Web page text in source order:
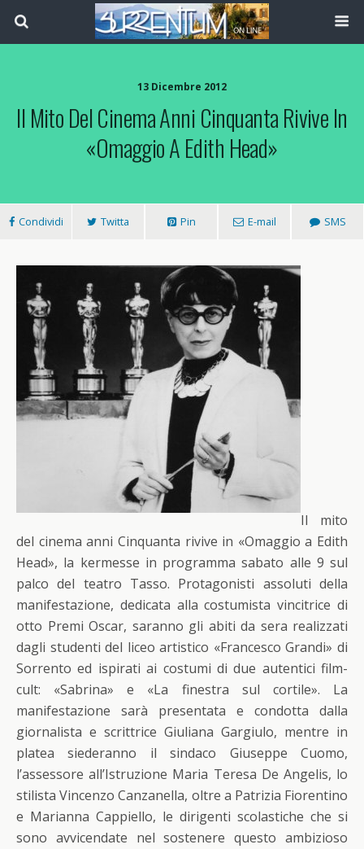
13 Dicembre 2012
Il Mito Del Cinema Anni Cinquanta Rivive In
«Omaggio A Edith Head»
Condividi Twitta Pin E-mail SMS
Il mito
del cinema anni Cinquanta rivive in «Omaggio a Edith
Head», la kermesse in programma sabato alle 9 sul
palco del teatro Tasso. Protagonisti assoluti della
manifestazione, dedicata alla costumista vincitrice di
otto Premi Oscar, saranno gli abiti da sera realizzati
dagli studenti del liceo artistico «Francesco Grandi» di
Sorrento ed ispirati ai costumi di due autentici film-
cult: «Sabrina» e «La finestra sul cortile». La
manifestazione sarà presentata e condotta dalla
giornalista e scrittrice Giuliana Gargiulo, mentre in
platea siederanno il sindaco Giuseppe Cuomo,
l’assessore all’Istruzione Maria Teresa De Angelis, lo
stilista Vincenzo Canzanella, oltre a Patrizia Fiorentino
e Marianna Cappiello, le dirigenti scolastiche che si
sono avvicendate nel sostenere questo ambizioso